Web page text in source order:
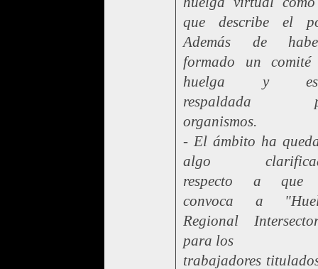
que describe el
Además de
formado un comité
huelga y
respaldada
organismos.
- El ámbito ha
algo
respecto a que
convoca a
Regional
para los
trabajadores